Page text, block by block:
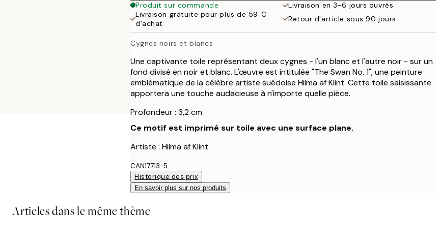
Produit sur commande
Livraison en 3-6 jours ouvrés
Livraison gratuite pour plus de 59 €
d'achat
Retour d'article sous 90 jours
Cygnes noirs et blancs
Une captivante toile représentant deux cygnes - l'un blanc et l'autre noir - sur un
fond divisé en noir et blanc. L'œuvre est intitulée "The Swan No. 1", une peinture
emblématique de la célèbre artiste suédoise Hilma af Klint. Cette toile saisissante
apportera une touche audacieuse à n'importe quelle pièce.
Profondeur : 3,2 cm
Ce motif est imprimé sur toile avec une surface plane.
Artiste : Hilma af Klint
CAN17713-5
Historique des prix
En savoir plus sur nos produits
Articles dans le même thème